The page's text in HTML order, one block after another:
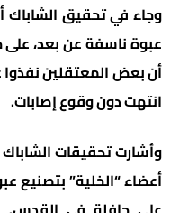
وجاء في تحقيق الشاباك
عبوة ناسفة عن بعد، على
أن بعض المعتقلين نفذوا
انتهت دون وقوع إصابات.
وأشارت تحقيقات
أعضاء “الخلية” بتصنيع